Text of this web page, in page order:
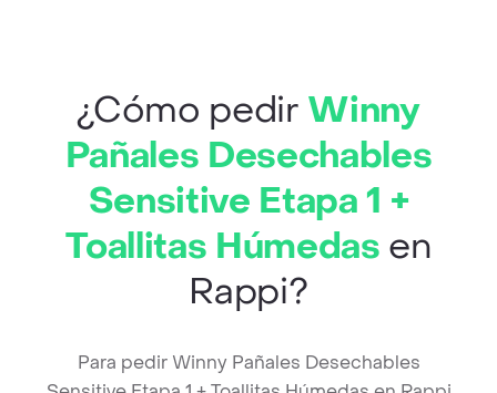
¿Cómo pedir Winny
Pañales Desechables
Sensitive Etapa 1 +
Toallitas Húmedas en
Rappi?
Para pedir Winny Pañales Desechables